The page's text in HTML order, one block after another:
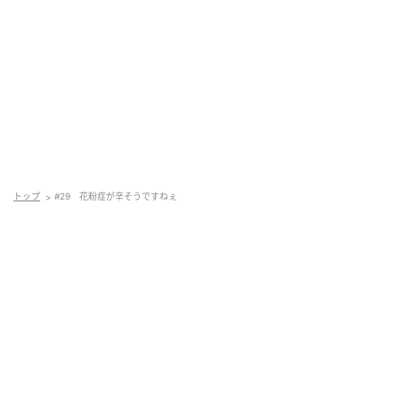
トップ #29 花粉症が辛そうですねぇ